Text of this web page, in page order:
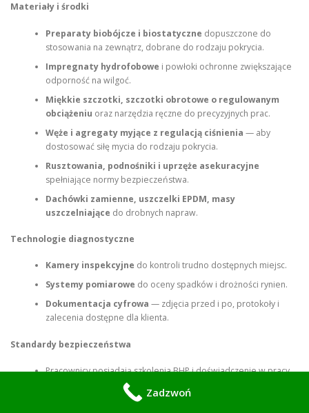
Materiały i środki
Preparaty biobójcze i biostatyczne dopuszczone do
stosowania na zewnątrz, dobrane do rodzaju pokrycia.
Impregnaty hydrofobowe i powłoki ochronne zwiększające
odporność na wilgoć.
Miękkie szczotki, szczotki obrotowe o regulowanym
obciążeniu oraz narzędzia ręczne do precyzyjnych prac.
Węże i agregaty myjące z regulacją ciśnienia — aby
dostosować siłę mycia do rodzaju pokrycia.
Rusztowania, podnośniki i uprzęże asekuracyjne
spełniające normy bezpieczeństwa.
Dachówki zamienne, uszczelki EPDM, masy
uszczelniające do drobnych napraw.
Technologie diagnostyczne
Kamery inspekcyjne do kontroli trudno dostępnych miejsc.
Systemy pomiarowe do oceny spadków i drożności rynien.
Dokumentacja cyfrowa — zdjęcia przed i po, protokoły i
zalecenia dostępne dla klienta.
Standardy bezpieczeństwa
Pracownicy posiadają szkolenia BHP i doświadczenie w pracy
Używamy atestowanych uprzęży, lin asekuracyjnych, rusztowań
Zadzwoń